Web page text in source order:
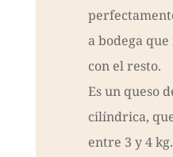
a bodega
con el resto.
Es un queso
cilíndrica,
entre 3 y 4 kg.